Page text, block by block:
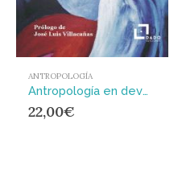
ANTROPOLOGÍA
Antropología en devenir político : Encuentros trans-disciplinares
22,00€